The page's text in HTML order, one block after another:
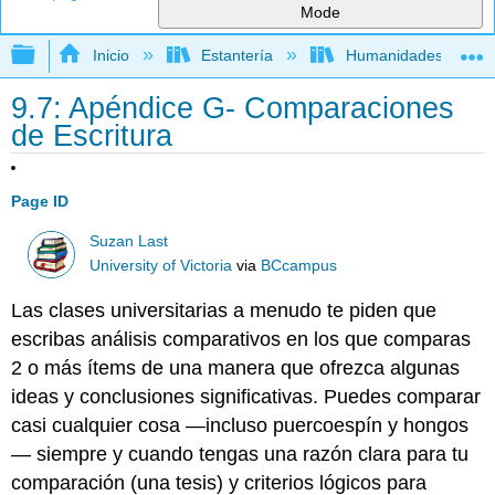
Mode
Expandir/contraer jerarquía global
Inicio Estantería Humanidades
9.7: Apéndice G- Comparaciones
de Escritura
Page ID
Suzan Last
University of Victoria via BCcampus
Las clases universitarias a menudo te piden que
escribas análisis comparativos en los que comparas
2 o más ítems de una manera que ofrezca algunas
ideas y conclusiones significativas. Puedes comparar
casi cualquier cosa —incluso puercoespín y hongos
— siempre y cuando tengas una razón clara para tu
comparación (una tesis) y criterios lógicos para